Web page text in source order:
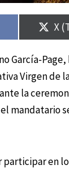
en
X
García-
Virgen de
la
en
en